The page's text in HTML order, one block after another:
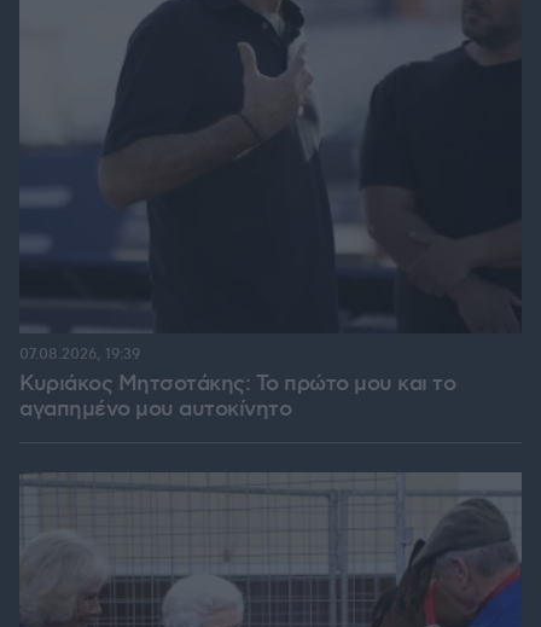
Κυριάκος Μητσοτάκης: Το πρώτο μου και το
αγαπημένο μου αυτοκίνητο
07.08.2026, 19:39